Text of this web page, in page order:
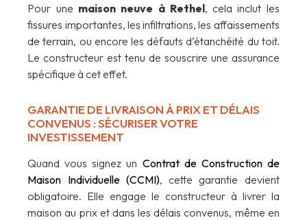
Pour une maison neuve à Rethel, cela inclut les
fissures importantes, les infiltrations, les affaissements
de terrain, ou encore les défauts d’étanchéité du toit.
Le constructeur est tenu de souscrire une assurance
spécifique à cet effet.
GARANTIE DE LIVRAISON À PRIX ET DÉLAIS
CONVENUS : SÉCURISER VOTRE
INVESTISSEMENT
Quand vous signez un Contrat de Construction de
Maison Individuelle (CCMI), cette garantie devient
obligatoire. Elle engage le constructeur à livrer la
maison au prix et dans les délais convenus, même en